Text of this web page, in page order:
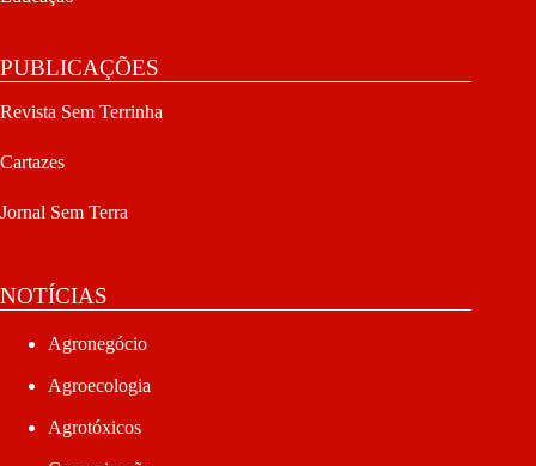
PUBLICAÇÕES
Revista Sem Terrinha
Cartazes
Jornal Sem Terra
NOTÍCIAS
Agronegócio
Agroecologia
Agrotóxicos